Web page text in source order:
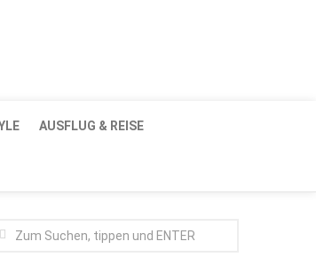
AUSFLUG & REISE